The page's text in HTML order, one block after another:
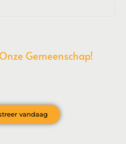
Gemeenschap!
vandaag